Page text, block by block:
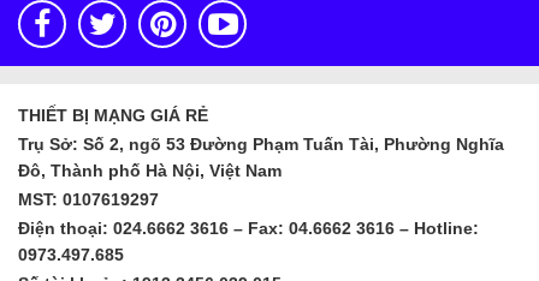
THIẾT BỊ MẠNG GIÁ RẺ
Trụ Sở: Số 2, ngõ 53 Đường Phạm Tuấn Tài, Phường Nghĩa
Đô, Thành phố Hà Nội, Việt Nam
MST: 0107619297
Điện thoại: 024.6662 3616 – Fax: 04.6662 3616 – Hotline:
0973.497.685